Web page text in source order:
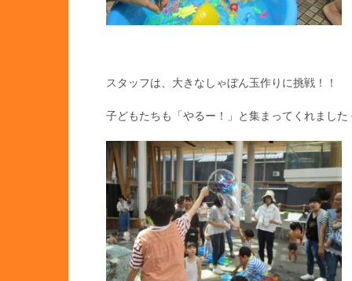
スタッフは、大きなしゃぼん玉作りに挑戦！！
子どもたちも「やるー！」と集まってくれました